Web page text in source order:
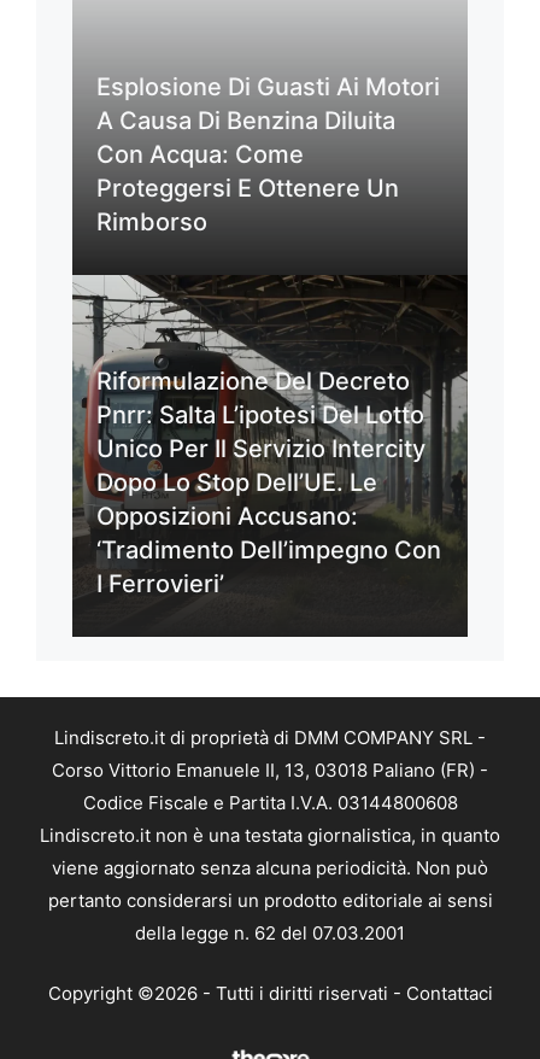
Esplosione Di Guasti Ai Motori
A Causa Di Benzina Diluita
Con Acqua: Come
Proteggersi E Ottenere Un
Rimborso
Riformulazione Del Decreto
Pnrr: Salta L’ipotesi Del Lotto
Unico Per Il Servizio Intercity
Dopo Lo Stop Dell’UE. Le
Opposizioni Accusano:
‘Tradimento Dell’impegno Con
I Ferrovieri’
Lindiscreto.it di proprietà di DMM COMPANY SRL -
Corso Vittorio Emanuele II, 13, 03018 Paliano (FR) -
Codice Fiscale e Partita I.V.A. 03144800608
Lindiscreto.it non è una testata giornalistica, in quanto
viene aggiornato senza alcuna periodicità. Non può
pertanto considerarsi un prodotto editoriale ai sensi
della legge n. 62 del 07.03.2001
Copyright ©2026 - Tutti i diritti riservati - Contattaci